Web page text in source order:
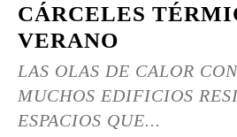
CÁRCELES
VERANO
LAS OLAS DE CALOR
MUCHOS EDIFICIOS
ESPACIOS QUE...